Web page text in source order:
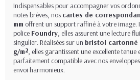
Indispensables pour accompagner vos
notes brèves, nos cartes de
mm offrent un support raffiné à votre image.
police Foundry, elles assurent une lecture
singulier. Réalisées sur un bristol cartonné
g/m², elles garantissent une excellente
parfaitement compatible avec nos
envoi harmonieux.